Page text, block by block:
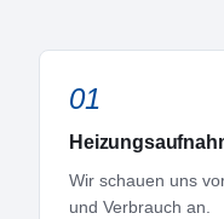
01
Wir schauen uns
und Verbrauch an.